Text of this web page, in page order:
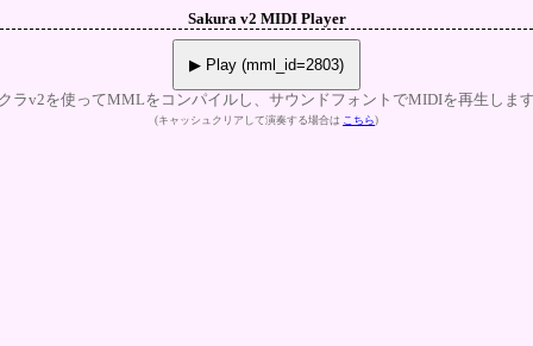
Sakura v2 MIDI Player
▶ Play (mml_id=2803)
ラv2を使ってMMLをコンパイルし、サウンドフォントでMIDIを再生しま
(キャッシュクリアして演奏する場合は こちら)